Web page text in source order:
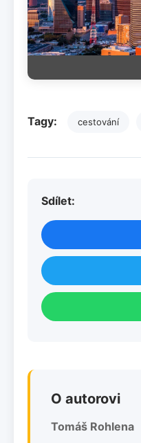
Tagy: cestování
Sdílet:
O autorovi
Tomáš Rohlena